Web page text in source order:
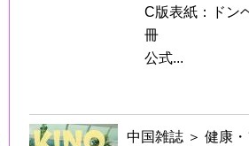
C版表紙：ドン
冊
公式...
中国雑誌 ＞ 健康